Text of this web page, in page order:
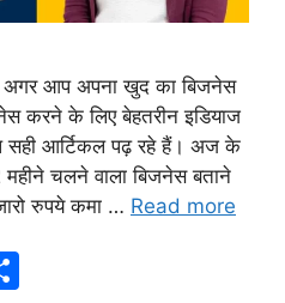
अगर आप अपना खुद का बिजनेस
करने के लिए बेहतरीन इडियाज
सही आर्टिकल पढ़ रहे हैं। अज के
चलने वाला बिजनेस बताने
रुपये कमा … Read more